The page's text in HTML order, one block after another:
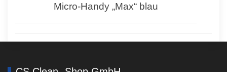
Micro-Handy „Max“ blau